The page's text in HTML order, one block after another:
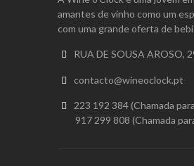
amantes de vinho como um
com uma grande oferta de
 RUA DE SOUSA AROSO,
 contacto@wineoclock.pt

223 192 384 (Chamada
917 299 808 (Chamada